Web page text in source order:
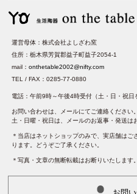
運営母体：株式会社よしざわ窯
住所：栃木県芳賀郡益子町益子2054-1
mail：onthetable2002@nifty.com
TEL / FAX：0285-77-0880
電話：午前9時～午後4時受付（土・日・祝日
お問い合わせは、メールにてご連絡ください。
土・日曜・祝日は、メールのお返事・発送は
＊当店はネットショップのみで、実店舗は
ります。どうぞご了承ください。
＊写真・文章の無断転載はお断りいたします。